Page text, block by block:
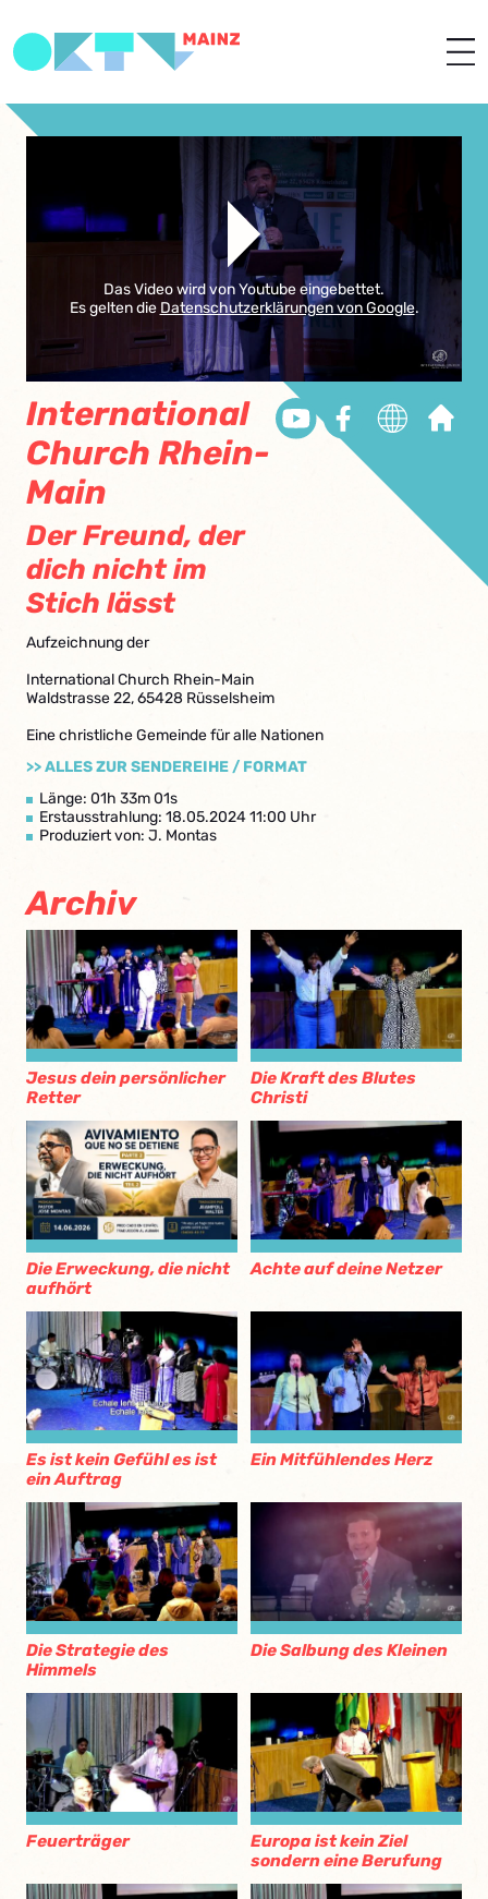
Das Video wird von Youtube eingebettet.
Es gelten die Datenschutzerklärungen von Google.
International
Church Rhein-
Main
Der Freund, der
dich nicht im
Stich lässt
Aufzeichnung der
International Church Rhein-Main
Waldstrasse 22, 65428 Rüsselsheim
Eine christliche Gemeinde für alle Nationen
>> ALLES ZUR SENDEREIHE / FORMAT
Länge: 01h 33m 01s
Erstausstrahlung: 18.05.2024 11:00 Uhr
Produziert von: J. Montas
Archiv
Jesus dein persönlicher
Retter
Die Kraft des Blutes
Christi
Die Erweckung, die nicht
aufhört
Achte auf deine Netzer
Es ist kein Gefühl es ist
ein Auftrag
Ein Mitfühlendes Herz
Die Strategie des
Himmels
Die Salbung des Kleinen
Feuerträger
Europa ist kein Ziel
sondern eine Berufung